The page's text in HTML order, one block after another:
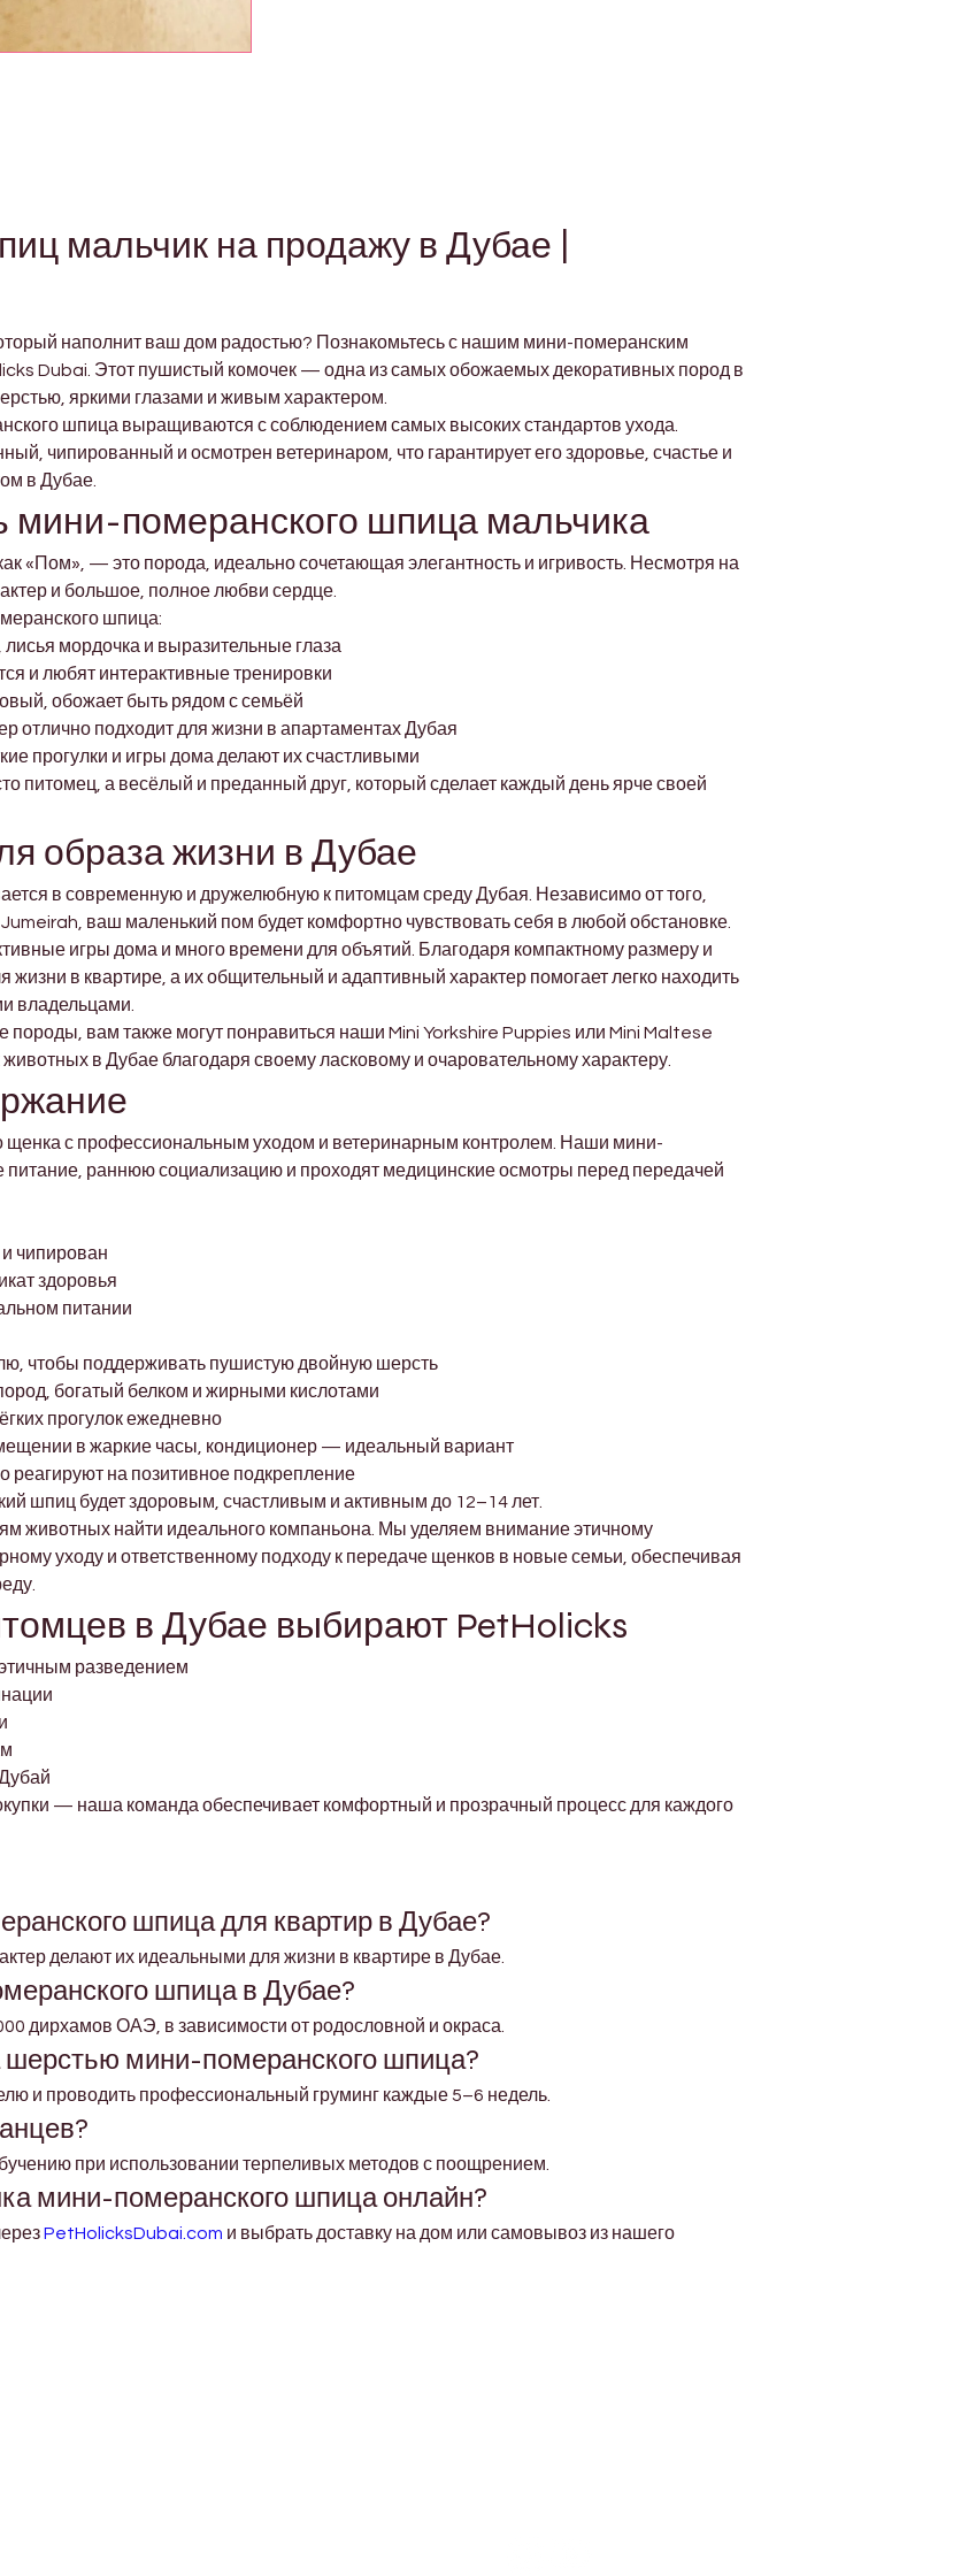
мальчик на продажу в Дубае |
наполнит ваш дом радостью? Познакомьтесь с нашим мини-померанским
Dubai. Этот пушистый комочек — одна из самых обожаемых декоративных пород в
яркими глазами и живым характером.
шпица выращиваются с соблюдением самых высоких стандартов ухода.
чипированный и осмотрен ветеринаром, что гарантирует его здоровье, счастье и
в Дубае.
мини-померанского шпица мальчика
«Пом», — это порода, идеально сочетающая элегантность и игривость. Несмотря на
и большое, полное любви сердце.
шпица:
мордочка и выразительные глаза
и любят интерактивные тренировки
обожает быть рядом с семьёй
отлично подходит для жизни в апартаментах Дубая
прогулки и игры дома делают их счастливыми
питомец, а весёлый и преданный друг, который сделает каждый день ярче своей
образа жизни в Дубае
в современную и дружелюбную к питомцам среду Дубая. Независимо от того,
ваш маленький пом будет комфортно чувствовать себя в любой обстановке.
игры дома и много времени для объятий. Благодаря компактному размеру и
в квартире, а их общительный и адаптивный характер помогает легко находить
владельцами.
породы, вам также могут понравиться наши Mini Yorkshire Puppies или Mini Maltese
в Дубае благодаря своему ласковому и очаровательному характеру.
с профессиональным уходом и ветеринарным контролем. Наши мини-
раннюю социализацию и проходят медицинские осмотры перед передачей
чипирован
здоровья
питании
чтобы поддерживать пушистую двойную шерсть
богатый белком и жирными кислотами
прогулок ежедневно
в жаркие часы, кондиционер — идеальный вариант
на позитивное подкрепление
шпиц будет здоровым, счастливым и активным до 12–14 лет.
животных найти идеального компаньона. Мы уделяем внимание этичному
уходу и ответственному подходу к передаче щенков в новые семьи, обеспечивая
в Дубае выбирают PetHolicks
разведением
— наша команда обеспечивает комфортный и прозрачный процесс для каждого
шпица для квартир в Дубае?
делают их идеальными для жизни в квартире в Дубае.
шпица в Дубае?
дирхамов ОАЭ, в зависимости от родословной и окраса.
шерстью мини-померанского шпица?
и проводить профессиональный груминг каждые 5–6 недель.
при использовании терпеливых методов с поощрением.
мини-померанского шпица онлайн?
PetHolicksDubai.com и выбрать доставку на дом или самовывоз из нашего